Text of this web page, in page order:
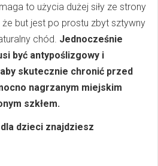
to użycia dużej siły ze strony
but jest po prostu zbyt sztywny
chód. Jednocześnie
być antypoślizgowy i
skutecznie chronić przed
nagrzanym miejskim
szkłem.
dzieci znajdziesz